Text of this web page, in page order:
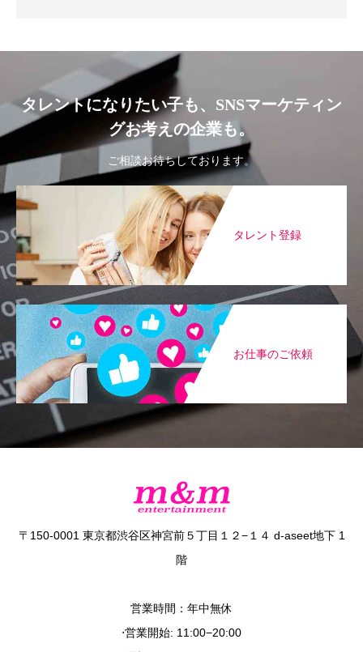
タレントになりたい子も、SNSマーケティン
グお考えの企業も。
ご相談お待ちしております。
タレント登録
お仕事のご依頼
〒150-0001 東京都渋谷区神宮前５丁目１２−１４ d-aseet地下 1
階
営業時間：年中無休
⋅営業開始: 11:00−20:00